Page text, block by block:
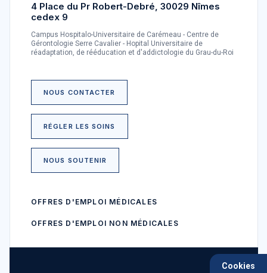
4 Place du Pr Robert-Debré, 30029 Nîmes
cedex 9
Campus Hospitalo-Universitaire de Carémeau - Centre de
Gérontologie Serre Cavalier - Hopital Universitaire de
réadaptation, de rééducation et d'addictologie du Grau-du-Roi
NOUS CONTACTER
RÉGLER LES SOINS
NOUS SOUTENIR
OFFRES D'EMPLOI MÉDICALES
OFFRES D'EMPLOI NON MÉDICALES
Cookies